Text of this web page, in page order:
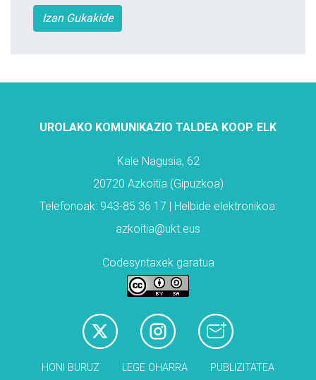
Izan Gukakide
UROLAKO KOMUNIKAZIO TALDEA KOOP. ELK
Kale Nagusia, 62
20720 Azkoitia (Gipuzkoa)
Telefonoak: 943-85 36 17 | Helbide elektronikoa:
azkoitia@ukt.eus
Codesyntaxek garatua
HONI BURUZ LEGE OHARRA PUBLIZITATEA